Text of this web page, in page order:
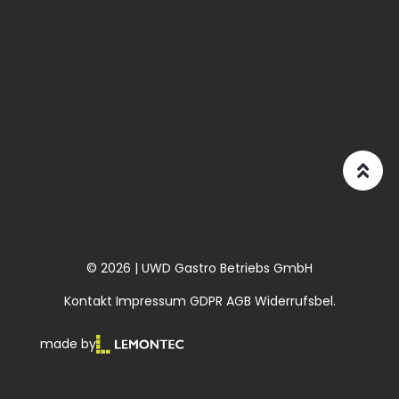
© 2026 | UWD Gastro Betriebs GmbH
Kontakt Impressum GDPR AGB Widerrufsbel.
made by